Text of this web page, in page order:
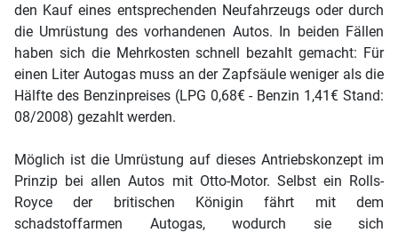
den Kauf eines entsprechenden Neufahrzeugs oder durch
die Umrüstung des vorhandenen Autos. In beiden Fällen
haben sich die Mehrkosten schnell bezahlt gemacht: Für
einen Liter Autogas muss an der Zapfsäule weniger als die
Hälfte des Benzinpreises (LPG 0,68€ - Benzin 1,41€ Stand:
08/2008) gezahlt werden.
Möglich ist die Umrüstung auf dieses Antriebskonzept im
Prinzip bei allen Autos mit Otto-Motor. Selbst ein Rolls-
Royce der britischen Königin fährt mit dem
schadstoffarmen Autogas, wodurch sie sich